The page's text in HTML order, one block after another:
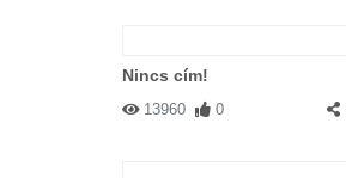
Nincs cím!
13960 0